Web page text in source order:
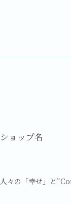
ショップ名
人々の「幸せ」と